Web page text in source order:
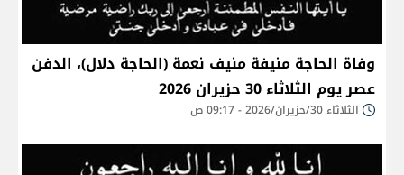
وفاة الحاجة منيفة منيف نعمة (الحاجة دلال)، الدفن
عصر يوم الثلاثاء 30 حزيران 2026
الثلاثاء 30/حزيران/2026 - 09:17 ص